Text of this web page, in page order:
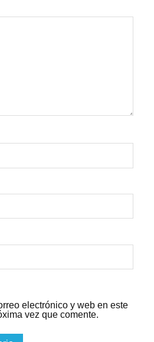
electrónico y web en este
vez que comente.